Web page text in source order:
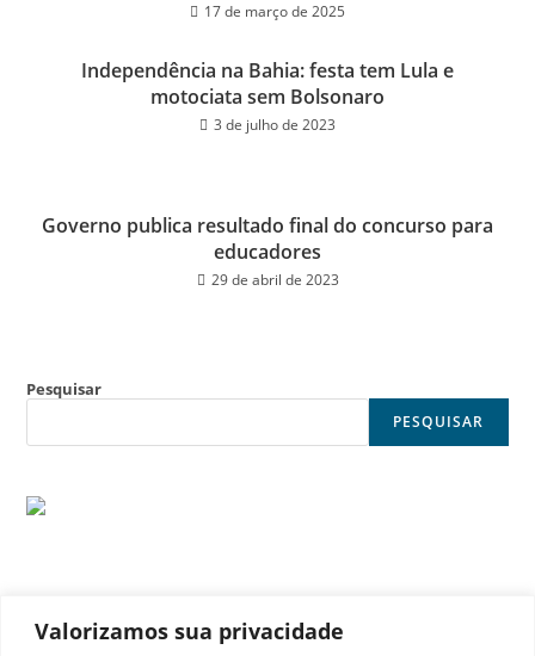
Valorizamos sua privacidade
17 de março de 2025
Independência na Bahia: festa tem Lula e
motociata sem Bolsonaro
3 de julho de 2023
Governo publica resultado final do concurso para
educadores
29 de abril de 2023
Pesquisar
PESQUISAR